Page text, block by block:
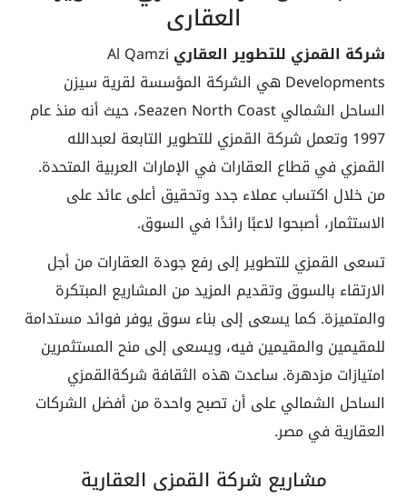
العقاري
شركة القمزي للتطوير العقاري Al Qamzi
Developments هي الشركة المؤسسة لقرية سيزن
الساحل الشمالي Seazen North Coast، حيث أنه منذ عام
1997 وتعمل شركة القمزي للتطوير التابعة لعبدالله
القمزي في قطاع العقارات في الإمارات العربية المتحدة.
من خلال اكتساب عملاء جدد وتحقيق أعلى عائد على
الاستثمار، أصبحوا لاعبًا رائدًا في السوق.
تسعى القمزي للتطوير إلى رفع جودة العقارات من أجل
الارتقاء بالسوق وتقديم المزيد من المشاريع المبتكرة
والمتميزة. كما يسعى إلى بناء سوق يوفر فوائد مستدامة
للمقيمين والمقيمين فيه، ويسعى إلى منح المستثمرين
امتيازات مزدهرة. ساعدت هذه الثقافة شركةالقمزي
الساحل الشماليعلى أن تصبح واحدة من أفضل الشركات
العقارية في مصر.
مشاريع شركة القمزي العقارية